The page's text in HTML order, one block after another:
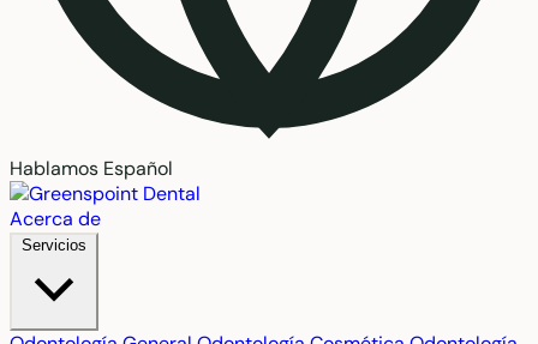
Hablamos Español
Acerca de
Servicios